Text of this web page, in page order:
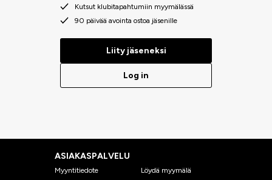
Kutsut klubitapahtumiin myymälässä
90 päivää avointa ostoa jäsenille
Liity jäseneksi
Log in
ASIAKASPALVELU
Myyntitiedote
Löydä myymälä